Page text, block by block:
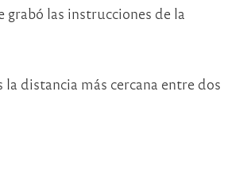
grabó las instrucciones de la
distancia más cercana entre dos